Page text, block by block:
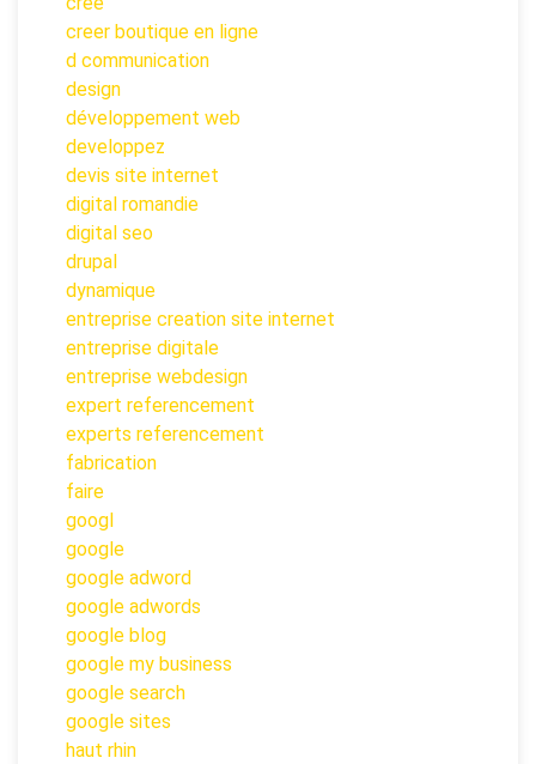
creer boutique en ligne
d communication
design
développement web
developpez
devis site internet
digital romandie
digital seo
drupal
dynamique
entreprise creation site internet
entreprise digitale
entreprise webdesign
expert referencement
experts referencement
fabrication
faire
googl
google
google adword
google adwords
google blog
google my business
google search
google sites
haut rhin